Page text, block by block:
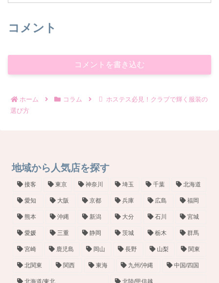
コメント
コメントを書き込む
ホーム コラム
ホステス必見！クラブで輝く服装の
選び方
地域から人気店を探す
接客 東京 神奈川 埼玉 千葉 北海道
愛知 大阪 京都 兵庫 広島 福岡
熊本 沖縄 新潟 大分 石川 宮城
愛媛 三重 静岡 茨城 栃木 群馬
宮崎 鹿児島 岡山 長野 山梨 関東
北関東 関西 東海 九州/沖縄 中国/四国
北海道/東北 北陸/甲信越